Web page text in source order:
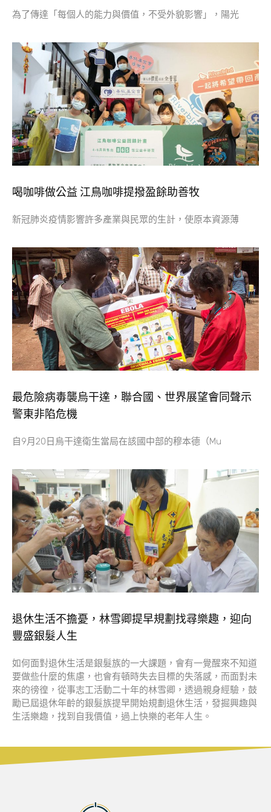
為了傳達「每個人的能力與價值，不受外貌影響」，陽光
喝咖啡做公益 江鳥咖啡提撥盈餘助善牧
新冠肺炎疫情影響許多產業與民眾的生計，使原本資源薄
最危險病毒襲烏干達，聯合國、世界展望會同聲示
警東非陷危機
自9月20日烏干達衛生當局在該國中部的穆本德（Mu
退休生活不擔憂，林雪卿提早規劃找尋樂趣，迎向
豐盛銀髮人生
如何面對退休生活是銀髮族的一大課題，會有一覺醒來不知道
要做些什麼的焦慮，也會有頓時失去目標的失落感，而面對未
來的徬徨，從事志工活動二十年的林雪卿，透過親身經驗，鼓
勵已屆退休年齡的銀髮族提早開始規劃退休生活，發掘興趣與
生活樂趣，找到自我價值，過上快樂的老年人生。